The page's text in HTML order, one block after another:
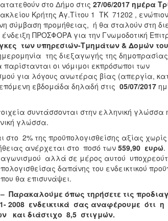
στο Δήμο στις 27/06/2017 ημέρα
Κρήτης Αγ.Τίτου 1 ΤΚ 71202 ,
σύμβαση προμήθειας, ή θα σταλούν στη
ΠΡΟΣΦΟΡΑ για την Γνωμοδοτική
των υπηρεσιών-Τμημάτων & Δομών
της διεξαγωγής της
οι νόμιμοι εκπρόσωποι των
για λόγους ανωτέρας βίας (απεργία,
εβδομάδα δηλαδή στις 05/07/2017
συντάσσονται στην ελληνική γλώσσα
ελληνική γλώσσα.
στο 2% της προϋπολογισθείσης αξίας
ανέρχεται στο ποσό των 559,90 ευρώ.
αλλά σε μέρος αυτού
δαπάνης του ενδεικτικού
θα επισυνάψει.
Παρακαλούμε όπως τηρήσετε τις
2008 ενδεικτικά σας αναφέρουμε ότι η
και διάστιχο 8,5 στιγμών.